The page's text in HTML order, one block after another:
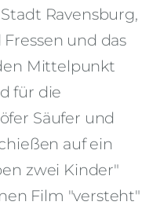
Ravensburg,
und das
Mittelpunkt
für die
Säufer und
auf ein
zwei Kinder"
Film "versteht"